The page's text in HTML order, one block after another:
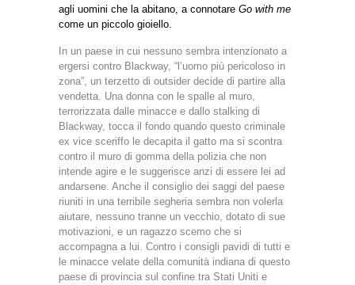
agli uomini che la abitano, a connotare Go with me
come un piccolo gioiello.
In un paese in cui nessuno sembra intenzionato a
ergersi contro Blackway, “l’uomo più pericoloso in
zona”, un terzetto di outsider decide di partire alla
vendetta. Una donna con le spalle al muro,
terrorizzata dalle minacce e dallo stalking di
Blackway, tocca il fondo quando questo criminale
ex vice sceriffo le decapita il gatto ma si scontra
contro il muro di gomma della polizia che non
intende agire e le suggerisce anzi di essere lei ad
andarsene. Anche il consiglio dei saggi del paese
riuniti in una terribile segheria sembra non volerla
aiutare, nessuno tranne un vecchio, dotato di sue
motivazioni, e un ragazzo scemo che si
accompagna a lui. Contro i consigli pavidi di tutti e
le minacce velate della comunità indiana di questo
paese di provincia sul confine tra Stati Uniti e